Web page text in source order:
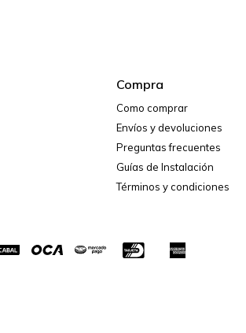
Compra
Como comprar
Envíos y devoluciones
Preguntas frecuentes
Guías de Instalación
Términos y condiciones